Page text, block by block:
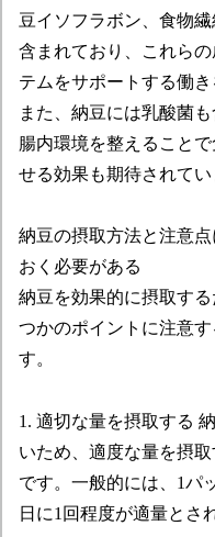
豆イソフラボン、食物
含まれており、これら
テムをサポートする働き
また、納豆には乳酸菌も
腸内環境を整えること
せる効果も期待されてい
納豆の摂取方法と注意
おく必要がある
納豆を効果的に摂取する
つかのポイントに注意す
す。
1. 適切な量を摂取する
いため、適度な量を摂
です。一般的には、1パ
日に1回程度が適量とさ